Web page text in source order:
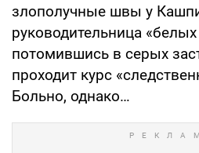
злополучные швы у
руководительница «белых
потомившись в серых
проходит курс
Больно, однако…